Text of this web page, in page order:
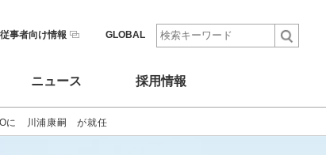
ニュース 採用情報
事者向け情報 GLOBAL
に 川浦康嗣 が就任